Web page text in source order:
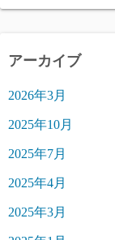
アーカイブ
2026年3月
2025年10月
2025年7月
2025年4月
2025年3月